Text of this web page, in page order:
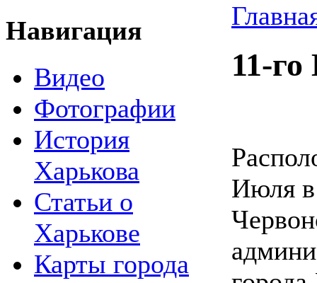
Навигация
Видео
Фотографии
История
Харькова
Статьи о
Харькове
Карты города
11-
Июля в